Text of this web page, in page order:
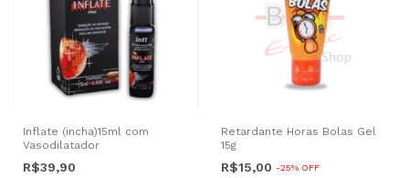
Inflate (incha)15ml com
Vasodilatador
R$39,90
Retardante Horas Bolas Gel
15g
R$15,00 -25% OFF